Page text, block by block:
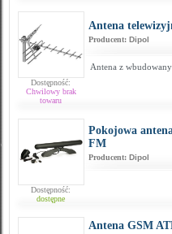
Dostępność:
Chwilowy brak
towaru
Antena
Producent: Dipol
Antena z
Dostępność:
dostępne
Pokojowa
FM
Producent: Dipol
Antena GSM